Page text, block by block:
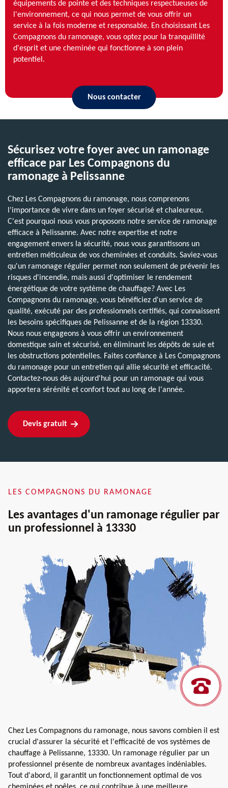
équipements de pointe et des techniques respectueuses de
l'environnement, ce qui nous permet de vous offrir un
service à la fois moderne et responsable. En choisissant Les
Compagnons du ramonage, vous optez pour la tranquillité
d'esprit et une cheminée qui fonctionne à son plein
potentiel.
Nous contacter
Sécurisez votre foyer avec un ramonage
efficace par Les Compagnons du
ramonage à Pelissanne
Chez Les Compagnons du ramonage, nous comprenons
l'importance de vivre dans un foyer sécurisé et chaleureux.
C'est pourquoi nous vous proposons notre service de ramonage
efficace à Pelissanne. Avec notre expertise et notre
engagement envers la sécurité, nous vous garantissons un
entretien méticuleux de vos cheminées et conduits. Saviez-vous
qu'un ramonage régulier permet non seulement de prévenir les
risques d'incendie, mais aussi d'optimiser le rendement
énergétique de votre système de chauffage? Avec Les
Compagnons du ramonage, vous bénéficiez d'un service de
qualité, exécuté par des professionnels certifiés, qui connaissent
les besoins spécifiques de Pelissanne et de la région 13330.
Nous nous engageons à vous offrir un environnement
domestique sain et sécurisé, en éliminant les dépôts de suie et
les obstructions potentielles. Faites confiance à Les Compagnons
du ramonage pour un entretien qui allie sécurité et efficacité.
Contactez-nous dès aujourd'hui pour un ramonage qui vous
apportera sérénité et confort tout au long de l'année.
Devis gratuit
LES COMPAGNONS DU RAMONAGE
Les avantages d'un ramonage régulier par
un professionnel à 13330
Chez Les Compagnons du ramonage, nous savons combien il est
crucial d'assurer la sécurité et l'efficacité de vos systèmes de
chauffage à Pelissanne, 13330. Un ramonage régulier par un
professionnel présente de nombreux avantages indéniables.
Tout d'abord, il garantit un fonctionnement optimal de vos